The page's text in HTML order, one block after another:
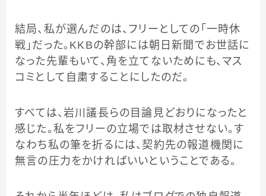
結局、私が選んだのは、フリーとしての「一時休
戦」だった。KKBの幹部には朝日新聞でお世話に
なった先輩もいて、角を立てないためにも、マス
コミとして自粛することにしたのだ。
すべては、岩川議長らの目論見どおりになったと
感じた。私をフリーの立場では取材させない。す
なわち私の筆を折るには、契約先の報道機関に
無言の圧力をかければいいということである。